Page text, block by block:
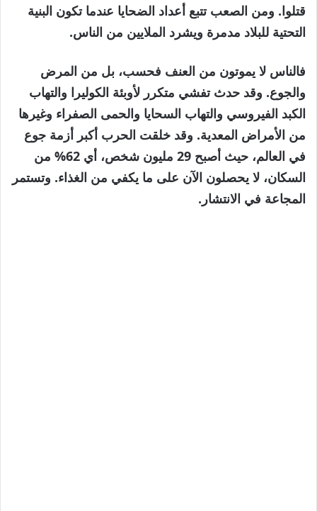
قتلوا. ومن الصعب تتبع أعداد الضحايا عندما تكون البنية
التحتية للبلاد مدمرة ويشرد الملايين من الناس.
فالناس لا يموتون من العنف فحسب، بل من المرض
والجوع. وقد حدث تفشي متكرر لأوبئة الكوليرا والتهاب
الكبد الفيروسي والتهاب السحايا والحمى الصفراء وغيرها
من الأمراض المعدية. وقد خلقت الحرب أكبر أزمة جوع
في العالم، حيث أصبح 29 مليون شخص، أي 62% من
السكان، لا يحصلون الآن على ما يكفي من الغذاء. وتستمر
المجاعة في الانتشار.